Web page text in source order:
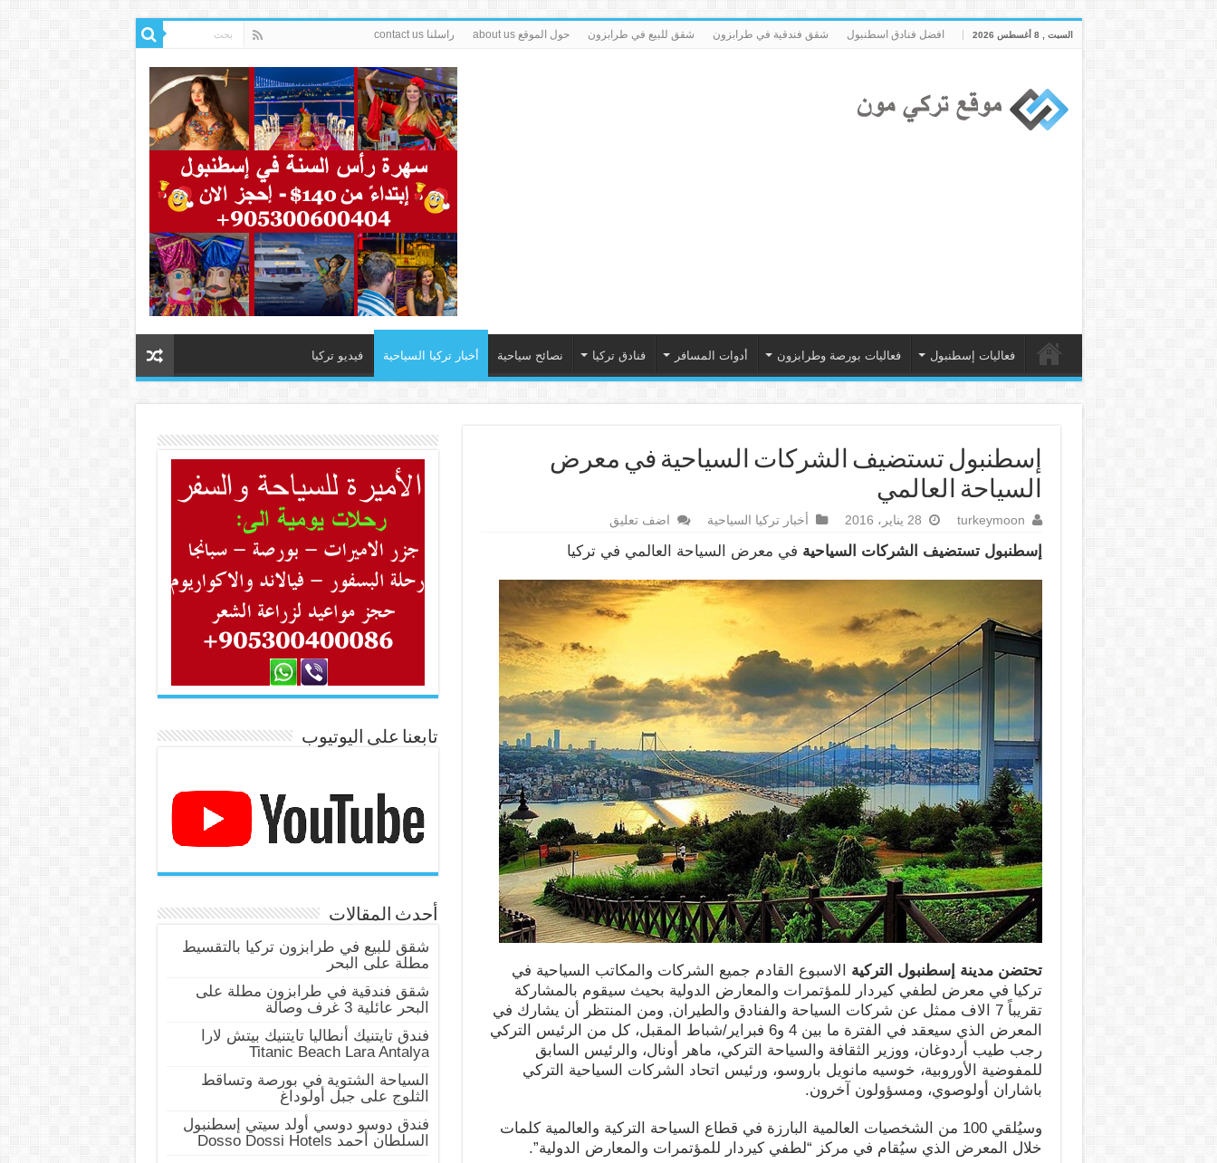
السبت , 8 أغسطس 2026 افضل فنادق اسطنبول شقق فندقية في طرابزون شقق للبيع في طرابزون حول الموقع about us راسلنا contact us
فعاليات إسطنبول فعاليات بورصة وطرابزون أدوات المسافر فنادق تركيا نصائح سياحية أخبار تركيا السياحية فيديو تركيا
إسطنبول تستضيف الشركات السياحية في معرض
السياحة العالمي
turkeymoon 28 يناير، 2016 أخبار تركيا السياحية اضف تعليق
إسطنبول تستضيف الشركات السياحية في معرض السياحة العالمي في تركيا
تحتضن مدينة إسطنبول التركية الاسبوع القادم جميع الشركات والمكاتب السياحية في
تركيا في معرض لطفي كيردار للمؤتمرات والمعارض الدولية بحيث سيقوم بالمشاركة
تقريباً 7 الاف ممثل عن شركات السياحة والفنادق والطيران, ومن المنتظر أن يشارك في
المعرض الذي سيعقد في الفترة ما بين 4 و6 فبراير/شباط المقبل، كل من الرئيس التركي
رجب طيب أردوغان، ووزير الثقافة والسياحة التركي، ماهر أونال، والرئيس السابق
للمفوضية الأوروبية، خوسيه مانويل باروسو، ورئيس اتحاد الشركات السياحية التركي
باشاران أولوصوي، ومسؤولون آخرون.
وسيُلقي 100 من الشخصيات العالمية البارزة في قطاع السياحة التركية والعالمية كلمات
خلال المعرض الذي سيُقام في مركز “لطفي كيردار للمؤتمرات والمعارض الدولية”.
تابعنا على اليوتيوب
أحدث المقالات
شقق للبيع في طرابزون تركيا بالتقسيط
مطلة على البحر
شقق فندقية في طرابزون مطلة على
البحر عائلية 3 غرف وصالة
فندق تايتنيك أنطاليا تايتنيك بيتش لارا
Titanic Beach Lara Antalya
السياحة الشتوية في بورصة وتساقط
الثلوج على جبل أولوداغ
فندق دوسو دوسي أولد سيتي إسطنبول
السلطان أحمد Dosso Dossi Hotels